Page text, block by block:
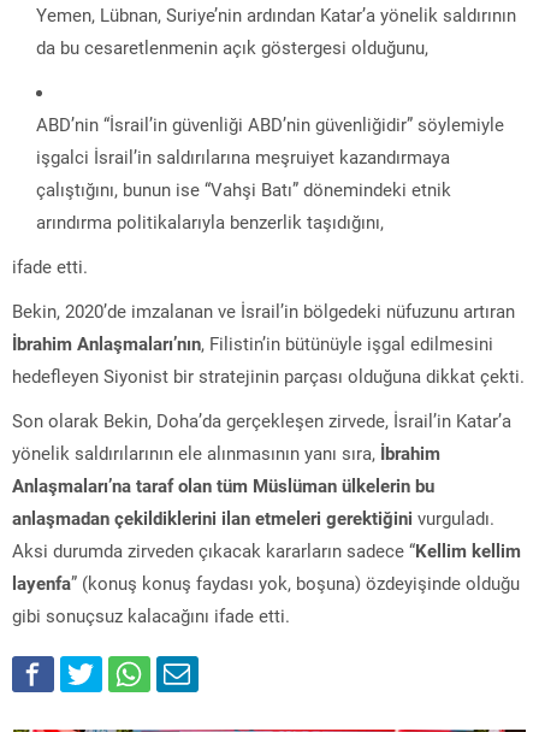
Yemen, Lübnan, Suriye’nin ardından Katar’a yönelik saldırının
da bu cesaretlenmenin açık göstergesi olduğunu,
ABD’nin “İsrail’in güvenliği ABD’nin güvenliğidir” söylemiyle
işgalci İsrail’in saldırılarına meşruiyet kazandırmaya
çalıştığını, bunun ise “Vahşi Batı” dönemindeki etnik
arındırma politikalarıyla benzerlik taşıdığını,
ifade etti.
Bekin, 2020’de imzalanan ve İsrail’in bölgedeki nüfuzunu artıran
İbrahim Anlaşmaları’nın, Filistin’in bütünüyle işgal edilmesini
hedefleyen Siyonist bir stratejinin parçası olduğuna dikkat çekti.
Son olarak Bekin, Doha’da gerçekleşen zirvede, İsrail’in Katar’a
yönelik saldırılarının ele alınmasının yanı sıra, İbrahim
Anlaşmaları’na taraf olan tüm Müslüman ülkelerin bu
anlaşmadan çekildiklerini ilan etmeleri gerektiğini vurguladı.
Aksi durumda zirveden çıkacak kararların sadece “Kellim kellim
layenfa” (konuş konuş faydası yok, boşuna) özdeyişinde olduğu
gibi sonuçsuz kalacağını ifade etti.